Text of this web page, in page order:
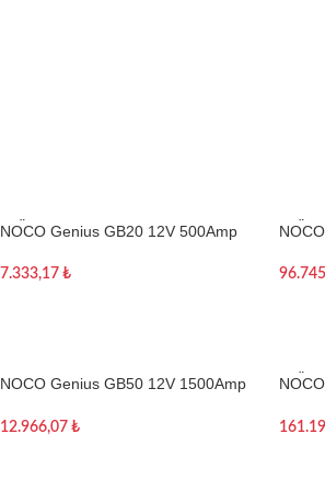
TÜKE
NOCO Genius GB20 12V 500Amp
Powerbank + Led Lamba
7.333,17 ₺
TÜKE
NOCO Genius GB50 12V 1500Amp
Powerbank + Led Lamba
12.966,07 ₺
TÜKE